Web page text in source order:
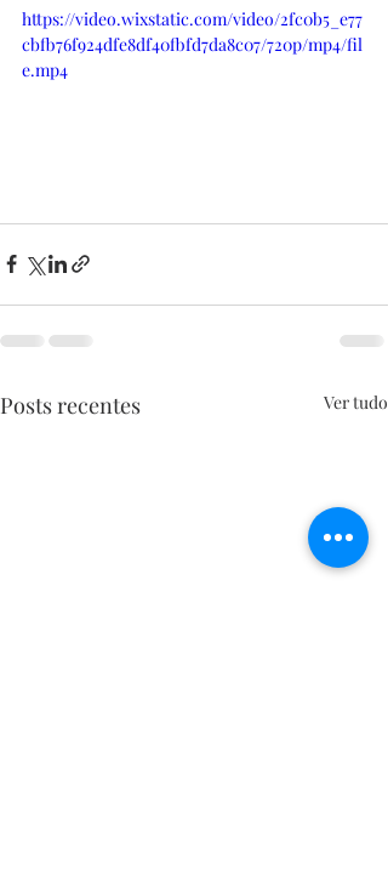
https://video.wixstatic.com/video/2fc0b5_e77
cbfb76f924dfe8df40fbfd7da8c07/720p/mp4/fil
e.mp4
Posts recentes Ver tudo